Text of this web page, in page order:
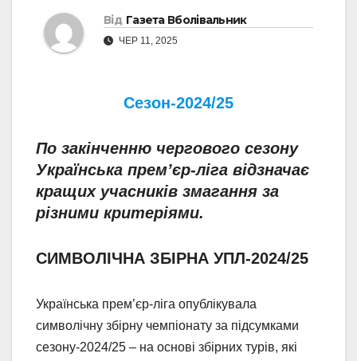
Від Газета Вболівальник
ЧЕР 11, 2025
Сезон-2024/25
По закінченню чергового сезону
Українська прем’єр-ліга відзначає
кращих учасників змагання за
різними критеріями.
СИМВОЛІЧНА ЗБІРНА УПЛ-2024/25
Українська прем’єр-ліга опублікувала
символічну збірну чемпіонату за підсумками
сезону-2024/25 – на основі збірних турів, які